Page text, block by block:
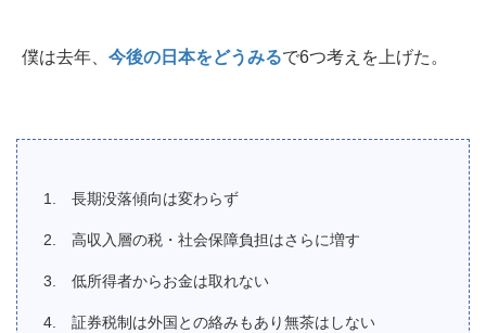
僕は去年、 今後の日本をどうみるで6つ考えを上げた。
長期没落傾向は変わらず
高収入層の税・社会保障負担はさらに増す
低所得者からお金は取れない
証券税制は外国との絡みもあり無茶はしない